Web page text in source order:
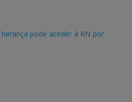
pode aceder à RN por